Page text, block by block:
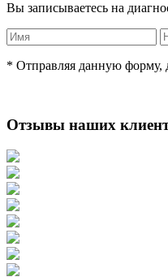
Вы записываетесь на
* Отправляя данную форму,
Отзывы наших